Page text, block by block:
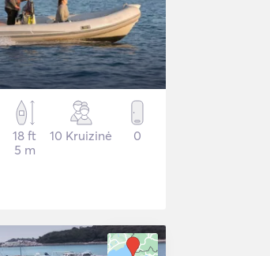
18 ft
5 m
10 Kruizinė 0